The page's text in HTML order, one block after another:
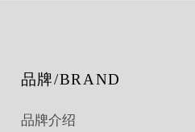
品牌/BRAND
品牌介绍